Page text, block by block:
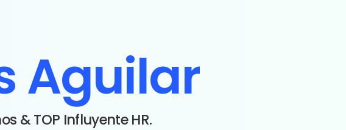
Aguilar
& TOP Influyente HR.